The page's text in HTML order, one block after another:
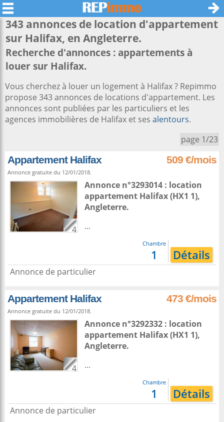
343 annonces de location d'appartement
sur Halifax, en Angleterre.
Recherche d'annonces : appartements à
louer sur Halifax.
Vous cherchez à louer un logement à Halifax ? Repimmo
propose 343 annonces de locations d'appartement. Les
annonces sont publiées par les particuliers et les
agences immobilières de Halifax et ses alentours.
page 1/23
Appartement Halifax 509 €/mois
Annonce gratuite du 12/01/2018.
4
Annonce n°3293014 : location
appartement Halifax(HX1 1),
Angleterre.
...
Chambre
1 Détails
Annonce de particulier
Appartement Halifax 473 €/mois
Annonce gratuite du 12/01/2018.
4
Annonce n°3292332 : location
appartement Halifax(HX1 1),
Angleterre.
...
Chambre
1 Détails
Annonce de particulier